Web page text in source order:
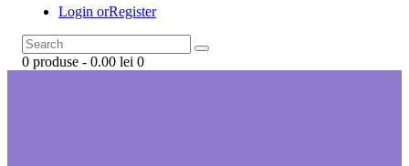
Login orRegister
0 produse - 0.00 lei 0